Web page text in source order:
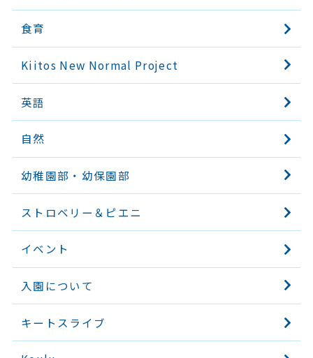
食育
Kiitos New Normal Project
英語
自然
幼稚園部・幼保園部
ストロベリー＆ピエニ
イベント
入園について
キートスライブ